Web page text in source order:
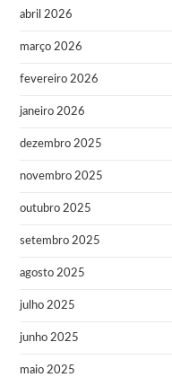
abril 2026
março 2026
fevereiro 2026
janeiro 2026
dezembro 2025
novembro 2025
outubro 2025
setembro 2025
agosto 2025
julho 2025
junho 2025
maio 2025